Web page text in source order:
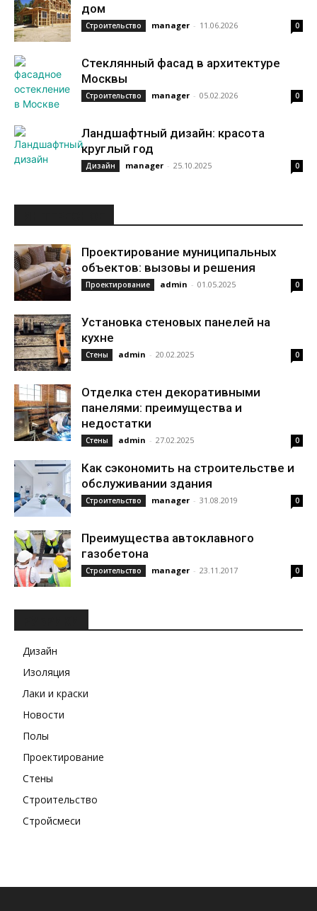
дом
Строительство manager - 11.06.2026 0
Стеклянный фасад в архитектуре
Москвы
Строительство manager - 05.02.2026 0
Ландшафтный дизайн: красота
круглый год
Дизайн manager - 25.10.2025 0
Проектирование муниципальных
объектов: вызовы и решения
Проектирование admin - 01.05.2025 0
Установка стеновых панелей на
кухне
Стены admin - 20.02.2025 0
Отделка стен декоративными
панелями: преимущества и
недостатки
Стены admin - 27.02.2025 0
Как сэкономить на строительстве и
обслуживании здания
Строительство manager - 31.08.2019 0
Преимущества автоклавного
газобетона
Строительство manager - 23.11.2017 0
Дизайн
Изоляция
Лаки и краски
Новости
Полы
Проектирование
Стены
Строительство
Стройсмеси